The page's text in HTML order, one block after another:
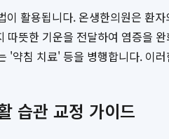
이 활용됩니다. 온생한의원은 환
따뜻한 기운을 전달하여 염증을
'약침 치료' 등을 병행합니다. 이
습관 교정 가이드